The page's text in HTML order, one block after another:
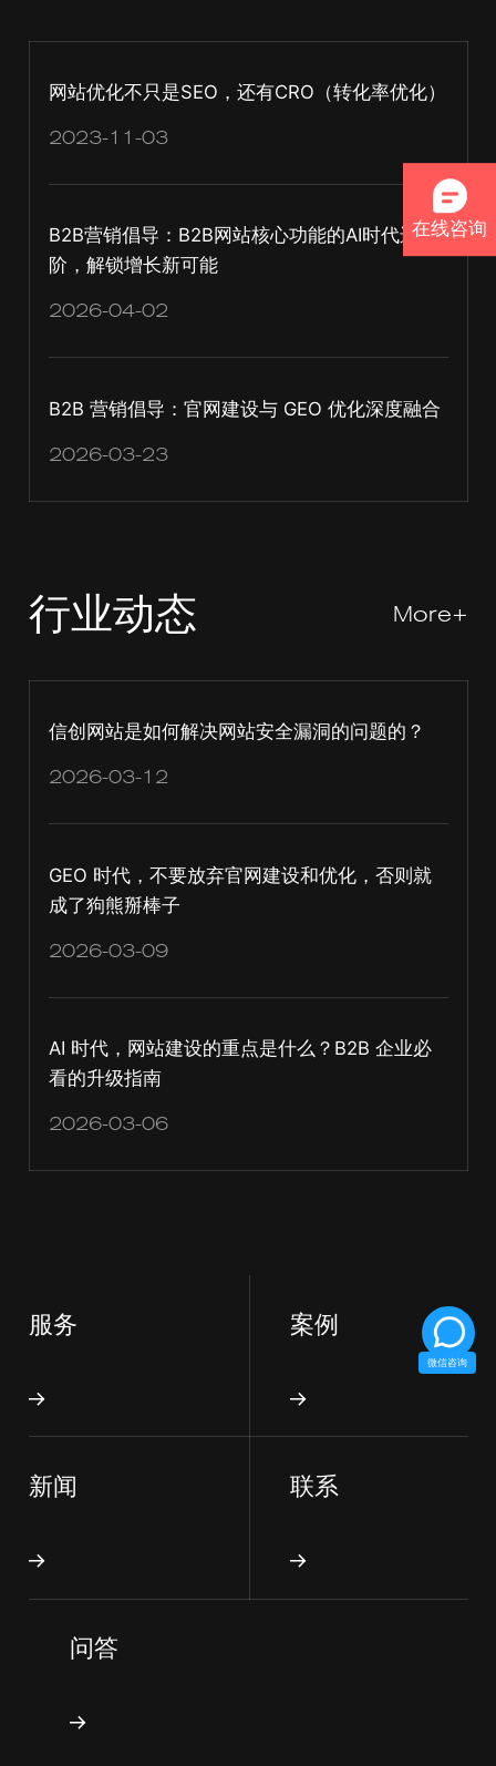
网站优化不只是SEO，还有CRO（转化率优化）
2023-11-03
B2B营销倡导：B2B网站核心功能的AI时代进
阶，解锁增长新可能
2026-04-02
B2B 营销倡导：官网建设与 GEO 优化深度融合
2026-03-23
行业动态 More+
信创网站是如何解决网站安全漏洞的问题的？
2026-03-12
GEO 时代，不要放弃官网建设和优化，否则就
成了狗熊掰棒子
2026-03-09
AI 时代，网站建设的重点是什么？B2B 企业必
看的升级指南
2026-03-06
服务 案例
新闻 联系
问答
微信咨询
在线咨询